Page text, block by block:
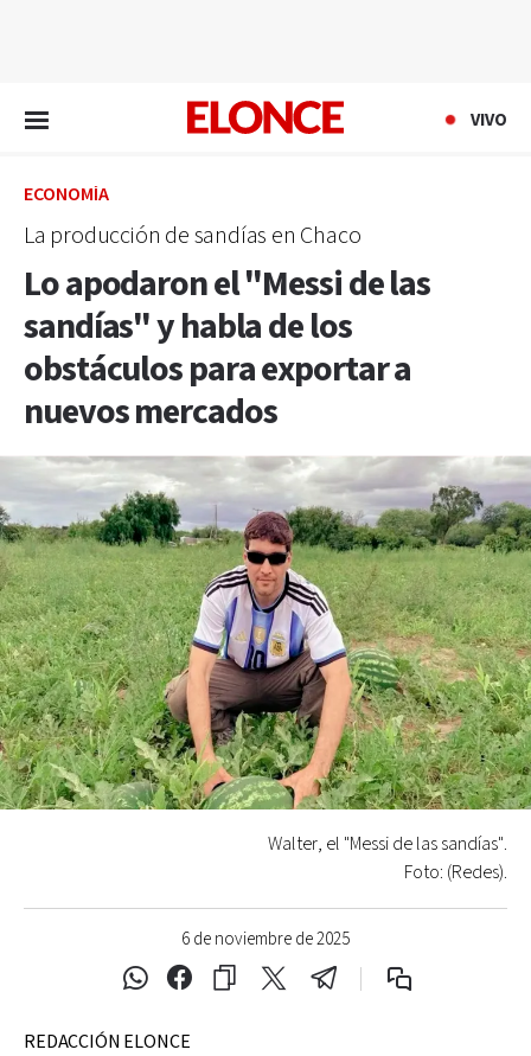
VIVO
ECONOMÍA
La producción de sandías en Chaco
Lo apodaron el "Messi de las
sandías" y habla de los
obstáculos para exportar a
nuevos mercados
6 de noviembre de 2025
Walter, el "Messi de las sandías".
Foto: (Redes).
REDACCIÓN ELONCE